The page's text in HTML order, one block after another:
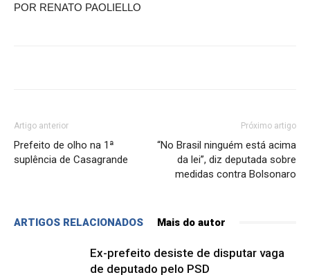
POR RENATO PAOLIELLO
Artigo anterior
Prefeito de olho na 1ª
suplência de Casagrande
Próximo artigo
“No Brasil ninguém está acima
da lei”, diz deputada sobre
medidas contra Bolsonaro
ARTIGOS RELACIONADOS Mais do autor
Ex-prefeito desiste de disputar vaga
de deputado pelo PSD